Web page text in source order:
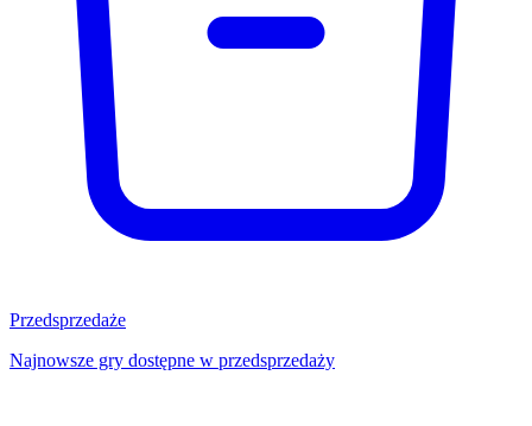
Przedsprzedaże
Najnowsze gry dostępne w przedsprzedaży